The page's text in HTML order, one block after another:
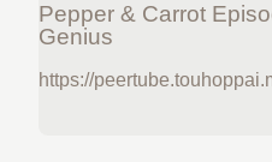
Pepper & Carrot
Genius
https://